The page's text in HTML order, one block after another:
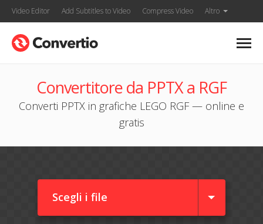
Video Editor Add Subtitles to Video Compress Video Altro
Convertitore da PPTX a RGF
Converti PPTX in grafiche LEGO RGF — online e
gratis
Scegli i file